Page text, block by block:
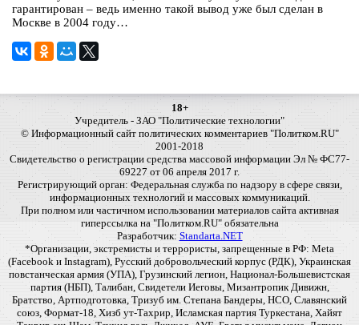
гарантирован – ведь именно такой вывод уже был сделан в
Москве в 2004 году…
18+
Учредитель - ЗАО "Политические технологии"
© Информационный сайт политических комментариев "Политком.RU"
2001-2018
Свидетельство о регистрации средства массовой информации Эл № ФС77-
69227 от 06 апреля 2017 г.
Регистрирующий орган: Федеральная служба по надзору в сфере связи,
информационных технологий и массовых коммуникаций.
При полном или частичном использовании материалов сайта активная
гиперссылка на "Политком.RU" обязательна
Разработчик: Standarta.NET
*Организации, экстремисты и террористы, запрещенные в РФ: Meta
(Facebook и Instagram), Русский добровольческий корпус (РДК), Украинская
повстанческая армия (УПА), Грузинский легион, Национал-Большевистская
партия (НБП), Талибан, Свидетели Иеговы, Мизантропик Дивижн,
Братство, Артподготовка, Тризуб им. Степана Бандеры, НСО, Славянский
союз, Формат-18, Хизб ут-Тахрир, Исламская партия Туркестана, Хайят